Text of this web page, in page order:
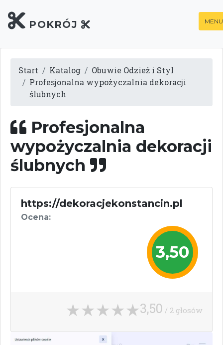
POKRÓJ MENU
Start Katalog
Obuwie Odzież i Styl
Profesjonalna wypożyczalnia dekoracji
ślubnych
Profesjonalna
wypożyczalnia dekoracji
ślubnych
https://dekoracjekonstancin.pl
Ocena:
3,50
3,50 / 2 głosów